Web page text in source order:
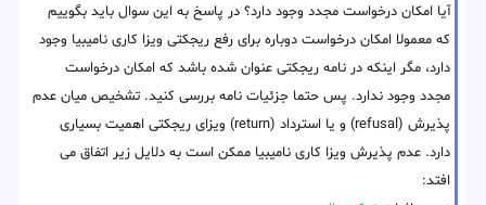
آیا امکان درخواست مجدد وجود دارد؟ در پاسخ به این سوال باید بگوییم
که معمولا امکان درخواست دوباره برای رفع ریجکتی ویزا کاری نامیبیا وجود
دارد، مگر اینکه در نامه ریجکتی عنوان شده باشد که امکان درخواست
مجدد وجود ندارد. پس حتما جزئیات نامه بررسی کنید. تشخیص میان عدم
پذیرش (refusal) و یا استرداد (return) ویزای ریجکتی اهمیت بسیاری
دارد. عدم پذیرش ویزا کاری نامیبیا ممکن است به دلایل زیر اتفاق می
افتد: